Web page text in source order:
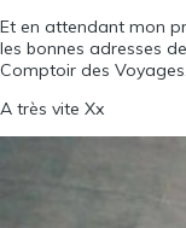
Et en attendant mon
les bonnes adresses de
Comptoir des Voyages.
A très vite Xx